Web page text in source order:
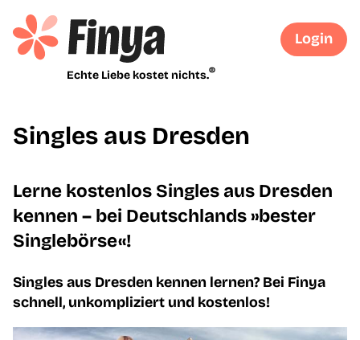
Login
Echte Liebe kostet nichts.®
Singles aus Dresden
Lerne kostenlos Singles aus Dresden
kennen – bei Deutschlands »bester
Singlebörse«!
Singles aus Dresden kennen lernen? Bei Finya
schnell, unkompliziert und kostenlos!